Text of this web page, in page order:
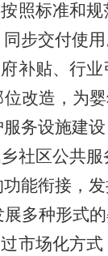
照标准和
步交付使
补贴、行
改造，为
务设施建
社区公共
能衔接，发
展多种形式
市场化方